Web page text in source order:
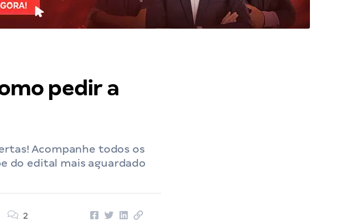
pedir a
Acompanhe todos os
do edital mais aguardado
2